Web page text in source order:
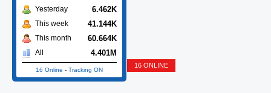
Yesterday 6.462K
This week 41.144K
This month 60.664K
All 4.401M
16 Online - Tracking ON
16 ONLINE